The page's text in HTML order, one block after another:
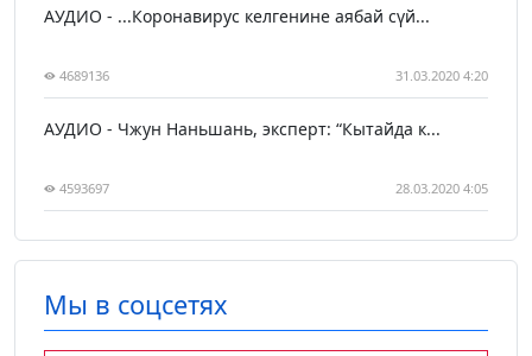
АУДИО - ...Коронавирус келгенине аябай сүй...
4689136 31.03.2020 4:20
АУДИО - Чжун Наньшань, эксперт: “Кытайда к...
4593697 28.03.2020 4:05
Мы в соцсетях